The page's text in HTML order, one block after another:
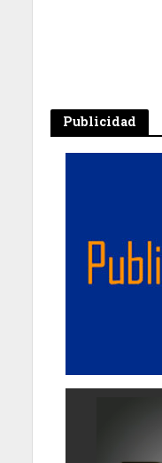
Publicidad